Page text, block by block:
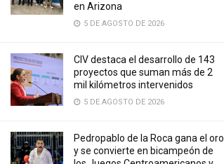
en Arizona
5 DE AGOSTO DE 2026
CIV destaca el desarrollo de 143
proyectos que suman más de 2
mil kilómetros intervenidos
5 DE AGOSTO DE 2026
Pedropablo de la Roca gana el oro
y se convierte en bicampeón de